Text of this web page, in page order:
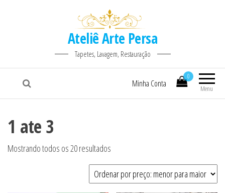
Ateliê Arte Persa
Tapetes, Lavagem, Restauração
Menu
0
Minha Conta
1 ate 3
Mostrando todos os 20 resultados